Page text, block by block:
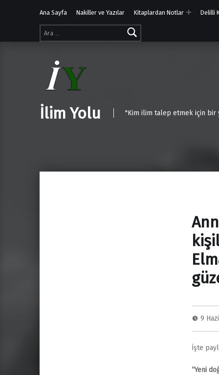
Arama:
Ana Sayfa Nakiller ve Yazılar Kitaplardan Notlar Delilli
İlim Yolu "Kim ilim talep etmek için bir
9
İşte
“Yeni